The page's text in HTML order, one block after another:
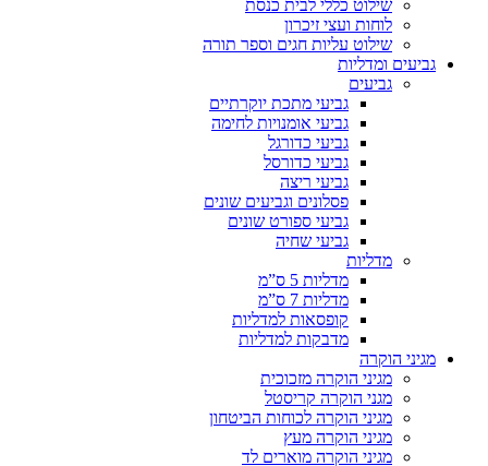
שילוט כללי לבית כנסת
לוחות ועצי זיכרון
שילוט עליות חגים וספר תורה
גביעים ומדליות
גביעים
גביעי מתכת יוקרתיים
גביעי אומנויות לחימה
גביעי כדורגל
גביעי כדורסל
גביעי ריצה
פסלונים וגביעים שונים
גביעי ספורט שונים
גביעי שחיה
מדליות
מדליות 5 ס”מ
מדליות 7 ס”מ
קופסאות למדליות
מדבקות למדליות
מגיני הוקרה
מגיני הוקרה מזכוכית
מגני הוקרה קריסטל
מגיני הוקרה לכוחות הביטחון
מגיני הוקרה מעץ
מגיני הוקרה מוארים לד